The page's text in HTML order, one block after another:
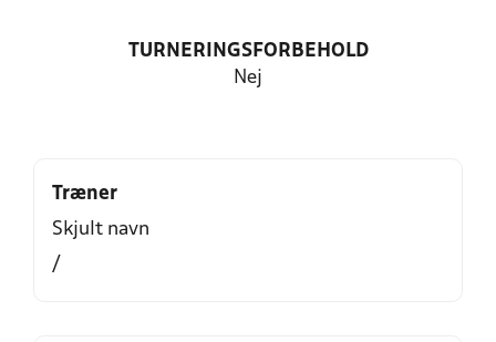
TURNERINGSFORBEHOLD
Nej
Træner
Skjult navn
/